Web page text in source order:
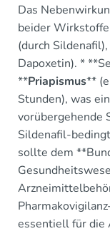
Das
beider
(durch
Dapoxetin). *
**Priapismus**
Stunden), was
vorübergehende
Sildenafil-
sollte dem
essentiell für die